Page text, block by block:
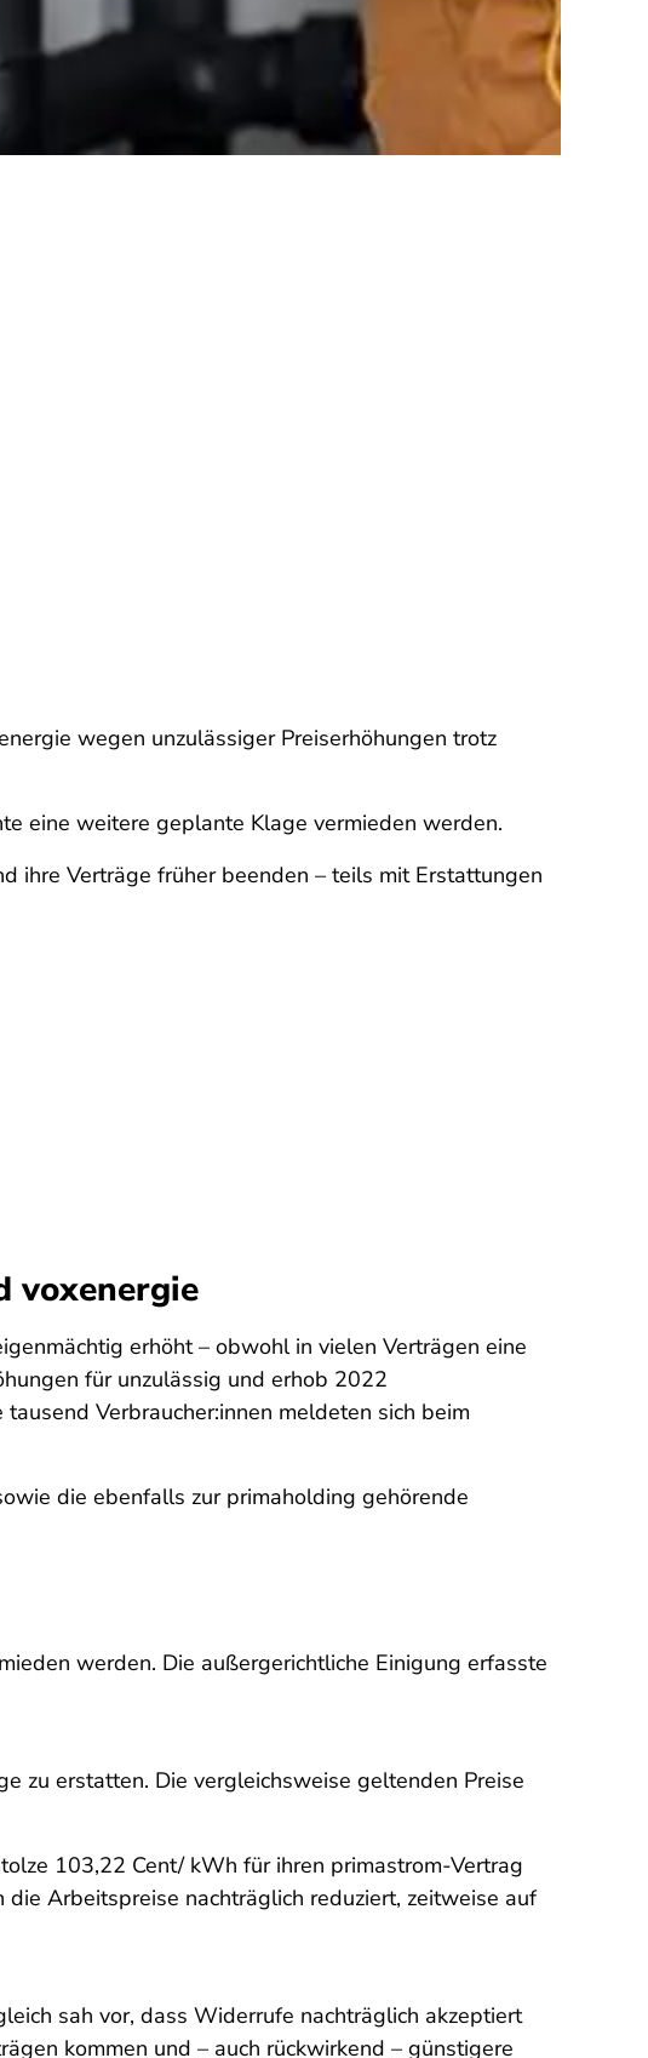
wegen unzulässiger Preiserhöhungen trotz
eine weitere geplante Klage vermieden werden.
ihre Verträge früher beenden – teils mit Erstattungen
voxenergie
erhöht – obwohl in vielen Verträgen eine
für unzulässig und erhob 2022
Verbraucher:innen meldeten sich beim
die ebenfalls zur primaholding gehörende
werden. Die außergerichtliche Einigung erfasste
zu erstatten. Die vergleichsweise geltenden Preise
103,22 Cent/ kWh für ihren primastrom-Vertrag
Arbeitspreise nachträglich reduziert, zeitweise auf
sah vor, dass Widerrufe nachträglich akzeptiert
kommen und – auch rückwirkend – günstigere